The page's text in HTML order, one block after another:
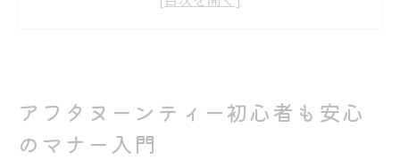
の流れ
服装選びに役立つアフタヌーンティーの注
アフタヌーンティー初心者も安心
のマナー入門